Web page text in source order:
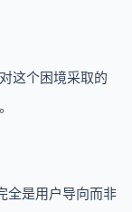
这个困境采取的
全是用户导向而非